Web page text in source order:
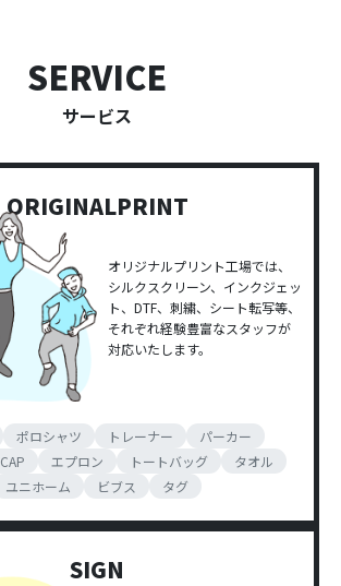
SERVICE
サービス
ORIGINAL​​​​​​​PRINT
オリジナルプリント工場では、
シルクスクリーン、インクジェッ
ト、DTF、刺繍、シート転写等、
それぞれ経験豊富なスタッフが
対応いたします。
ポロシャツ トレーナー
パーカー
CAP エプロン トートバッグ
タオル
ユニホーム
ビブス タグ
SIGN